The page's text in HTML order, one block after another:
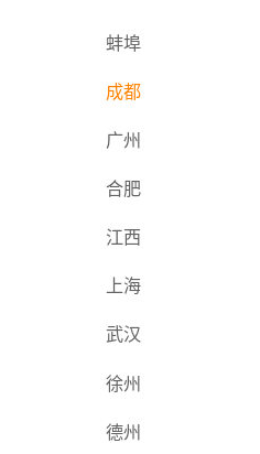
蚌埠
成都
广州
合肥
江西
上海
武汉
徐州
德州